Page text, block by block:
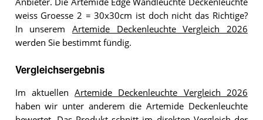
weiss Groesse 2 = 30x30cm ist doch nicht das Richtige?
In unserem Artemide Deckenleuchte Vergleich 2026
werden Sie bestimmt fündig.
Vergleichsergebnis
Im aktuellenArtemide Deckenleuchte Vergleich 2026
haben wir unter anderem die Artemide Deckenleuchte